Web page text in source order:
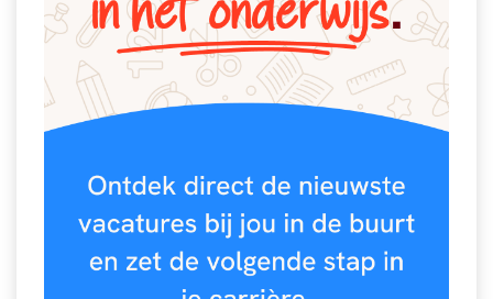
Onderwijs CV
Schoolvakanties
Huiswerkbegeleiding
Huiswerkbegeleider worden